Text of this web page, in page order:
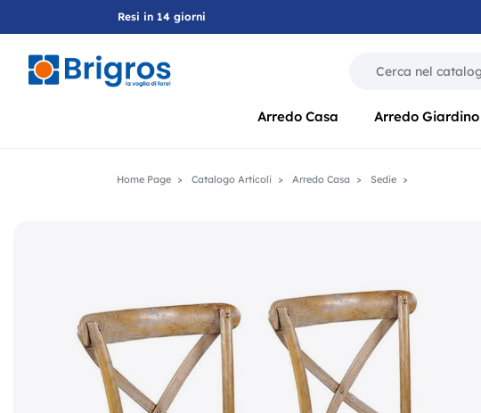
Resi in 14 giorni
Arredo Casa Arredo Giardino
Home Page Catalogo Articoli Arredo Casa Sedie